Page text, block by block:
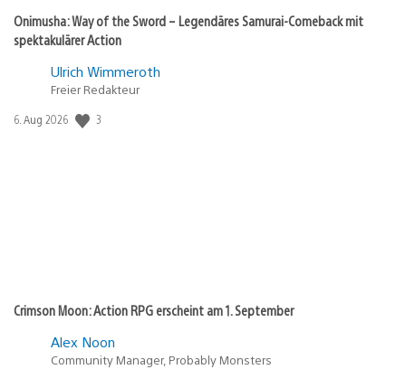
Onimusha: Way of the Sword – Legendäres Samurai-Comeback mit
spektakulärer Action
Ulrich Wimmeroth
Freier Redakteur
Veröffentlichungsdatum:
6. Aug 2026 3
Crimson Moon: Action RPG erscheint am 1. September
Alex Noon
Community Manager, Probably Monsters